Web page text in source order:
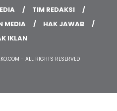
IKLAN
- ALL RIGHTS RESERVED